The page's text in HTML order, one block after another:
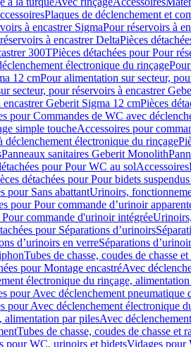
Plaques de déclenchement et
à encastrer SigmaPour réservoirs à
à encastrer DeltaPièces
300TPièces détachées pour Pour
électronique du rinçage
12 cmPour alimentation sur secteur,
secteur, pour réservoirs à encastrer
Geberit Sigma 12 cmPièces
pour Commandes de WC avec
simple toucheAccessoires pour
déclenchement électronique du rinçage
Panneaux sanitaires Geberit Monolith
pour Pour WC au solAccessoires
détachées pour Pour bidets
pour Sans abattantUrinoirs,
pour Pour commande d’urinoir
Pour commande d'urinoir intégrée
pour Séparations d’urinoirs
d’urinoirs en verreSéparations
Tubes de chasse, coudes de chasse
pour Montage encastréAvec
électronique du rinçage,
pour Avec déclenchement pneumatique
pour Avec déclenchement électronique
alimentation par pilesAvec
Tubes de chasse, coudes de chasse et
pour WC, urinoirs et bidetsVidages pour